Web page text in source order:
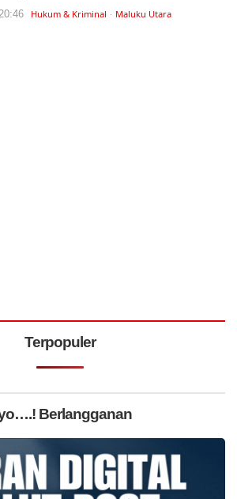
Hukum & Kriminal Maluku Utara
Terpopuler
Berlangganan